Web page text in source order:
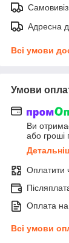
Самовивіз
Адресна
Всі умови
Умови
Ви
або гроші
Оплатити
Оплата
Всі умови